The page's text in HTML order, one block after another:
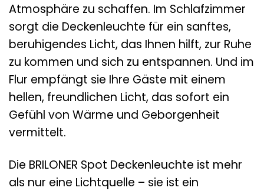
Atmosphäre zu schaffen. Im Schlafzimmer
sorgt die Deckenleuchte für ein sanftes,
beruhigendes Licht, das Ihnen hilft, zur Ruhe
zu kommen und sich zu entspannen. Und im
Flur empfängt sie Ihre Gäste mit einem
hellen, freundlichen Licht, das sofort ein
Gefühl von Wärme und Geborgenheit
vermittelt.
Die BRILONER Spot Deckenleuchte ist mehr
als nur eine Lichtquelle – sie ist ein